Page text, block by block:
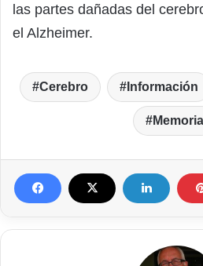
las partes dañadas del
el Alzheimer.
Cerebro Información
Memoria